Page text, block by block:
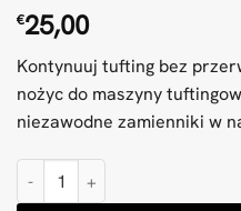
€25,00
Kontynuuj tufting bez
nożyc do maszyny
niezawodne zamienniki w
ilość Zestaw 3 nożyczek do